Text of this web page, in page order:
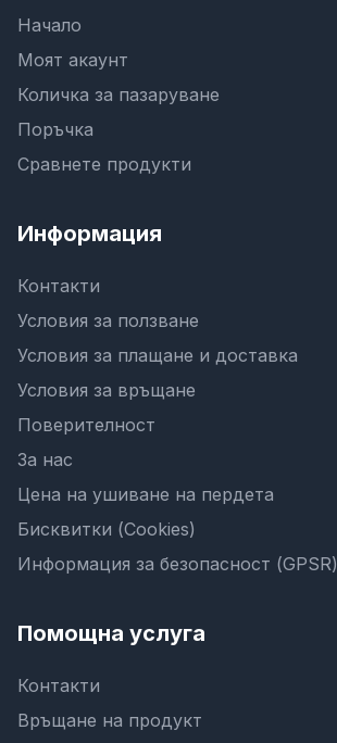
Начало
Моят акаунт
Количка за пазаруване
Поръчка
Сравнете продукти
Информация
Контакти
Условия за ползване
Условия за плащане и доставка
Условия за връщане
Поверителност
За нас
Цена на ушиване на пердета
Бисквитки (Cookies)
Информация за безопасност (GPSR)
Помощна услуга
Контакти
Връщане на продукт